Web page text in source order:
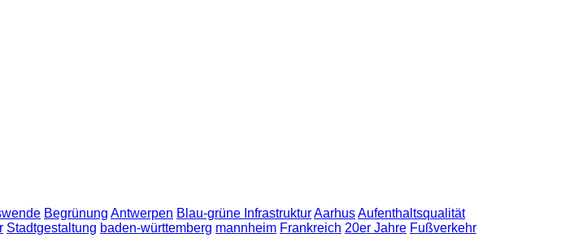
Begrünung Antwerpen Blau-grüne InfrastrukturAarhusAufenthaltsqualität
Stadtgestaltung baden-württemberg mannheim Frankreich 20er Jahre Fußverkehr